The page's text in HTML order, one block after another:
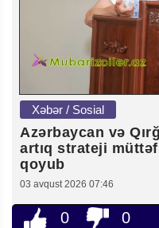
Xəbər / Sosial
Azərbaycan və
artıq strateji
qoyub
03 avqust 2026 07:46
0 0